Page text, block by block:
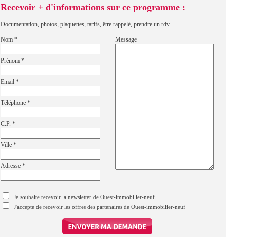
Recevoir + d'informations sur ce programme :
Documentation, photos, plaquettes, tarifs, être rappelé, prendre un rdv...
Nom *
Prénom *
Email *
Téléphone *
C.P. *
Ville *
Adresse *
Message
Je souhaite recevoir la newsletter de Ouest-immobilier-neuf
J'accepte de recevoir les offres des partenaires de Ouest-immobilier-neuf